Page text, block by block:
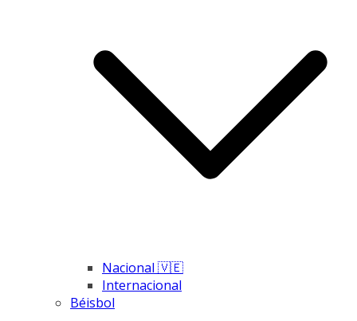
Nacional 🇻🇪
Internacional
Béisbol